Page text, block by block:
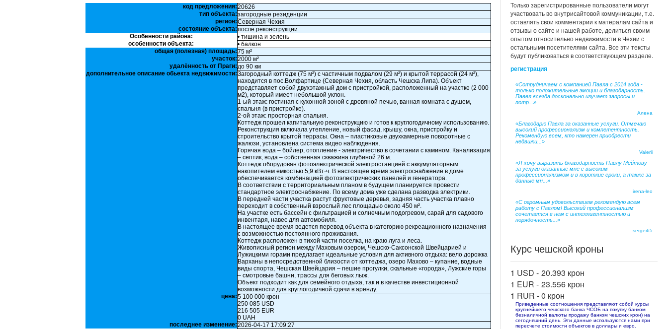
код предложения:20626
тип объекта:загородные резиденции
регион:Северная Чехия
состояние объекта:после реконструкции
Особенности района:
• тишина и зелень
особенности объекта:
• балкон
общая (полезная) площадь:75 м²
участок:2000 м²
удалённость от Праги:до 90 км
дополнительное описание обьекта недвижимости:Загородный коттедж (75 м²) с частичным подвалом (29 м²) и крытой террасой (24 м²),
находится в пос.Волфартице (Северная Чехия, область Чешска Липа). Объект
представляет собой двухэтажный дом с пристройкой, расположенный на участке (2 000
м2), который имеет небольшой уклон.
1-ый этаж: гостиная с кухонной зоной с дровяной печью, ванная комната с душем,
спальня (в пристройке).
2-ой этаж: просторная спальня.
Коттедж прошел капитальную реконструкцию и готов к круглогодичному использованию.
Реконструкция включала утепление, новый фасад, крышу, окна, пристройку и
строительство крытой террасы. Окна – пластиковые двухкамерные поворотные с
жалюзи, установлена система видео наблюдения.
Горячая вода – бойлер, отопление - электричество в сочетании с камином. Канализация
– септик, вода – собственная скважина глубиной 26 м.
Коттедж оборудован фотоэлектрической электростанцией с аккумуляторным
накопителем емкостью 5,9 кВт·ч. В настоящее время электроснабжение в доме
обеспечивается комбинацией фотоэлектрических панелей и генератора.
В соответствии с территориальным планом в будущем планируется провести
стандартное электроснабжение. По всему дома уже сделана разводка электрики.
В передней части участка растут фруктовые деревья, задняя часть участка плавно
переходит в собственный взрослый лес площадью около 450 м².
На участке есть бассейн с фильтрацией и солнечным подогревом, сарай для садового
инвентаря, навес для автомобиля.
В настоящее время ведется перевод объекта в категорию рекреационного назначения
с возможностью постоянного проживания.
Коттедж расположен в тихой части поселка, на краю луга и леса.
Живописный регион между Маховым озером, Чешско-Саксонской Швейцарией и
Лужицкими горами предлагает идеальные условия для активного отдыха: вело дорожка
Варханы в непосредственной близости от коттеджа, озеро Махово – купание, водные
виды спорта, Чешская Швейцария – пешие прогулки, скальные «города», Лужские горы
– смотровые башни, трассы для беговых лыж.
Объект подходит как для семейного отдыха, так и в качестве инвестиционной
возможности для круглогодичной сдачи в аренду.
цена:5 100 000 крон
250 085 USD
216 505 EUR
0 UAH
последнее изменение:2026-04-17 17:09:27
Только зарегистрированные пользователи могут
участвовать во внутрисайтовой коммуникации, т.е.
оставлять свои комментарии к матералам сайта и
отзывы о сайте и нашей работе, делиться своим
опытом относительно недвижимости в Чехии с
остальными посетителями сайта. Все эти тексты
будут публиковаться в соответствующем разделе.
регистрация
«Сотрудничаем с компанией Павла с 2014 года -
только положительные эмоции и благодарность.
Павел всегда досконально изучает запросы и
потр...»
Алена
«Благодарю Павла за оказанные услуги. Отмечаю
высокий профессионализм и компетентность.
Рекомендую всем, кто намерен приобрести
недвижи...»
Valerii
«Я хочу выразить благодарность Павлу Мейтову
за услуги оказанные мне с высоким
профессионализмом и в короткие сроки, а также за
данные мн...»
irena-leo
«С огромным удовольствием рекомендую всем
работу с Павлом! Высокий профессионализм
сочетается в нем с интеллигентностью и
порядочность...»
sergei65
Курс чешской кроны
1 USD - 20.393 крон
1 EUR - 23.556 крон
1 RUR -0 крон
Приведенные соотношения представляют собой курсы
крупнейшего чешского банка ЧСОБ на покупку банком
безналичной валюты продажу банком чешских крон) на
сегодняшний день. Эти данные используются нами при
пересчете стоимости объектов в доллары и евро.